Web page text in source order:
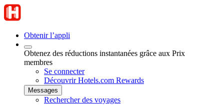
Obtenir l’appli
Obtenez des réductions instantanées grâce aux Prix
membres
Se connecter
Découvrir Hotels.com Rewards
Messages
Rechercher des voyages